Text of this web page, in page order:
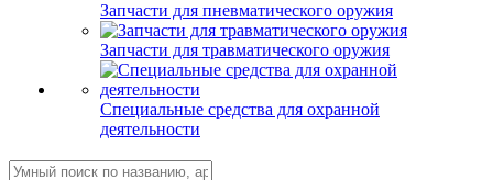
Запчасти для пневматического оружия
Запчасти для травматического оружия
Специальные средства для охранной
деятельности